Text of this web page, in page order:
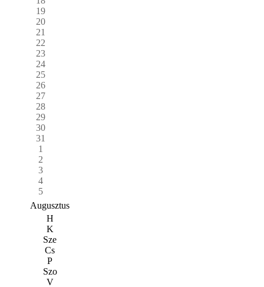
19
20
21
22
23
24
25
26
27
28
29
30
31
1
2
3
4
5
Augusztus
H
K
Sze
Cs
P
Szo
V